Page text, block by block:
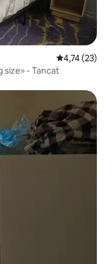
4,74 de
4,74 (23)
size» - Tancat